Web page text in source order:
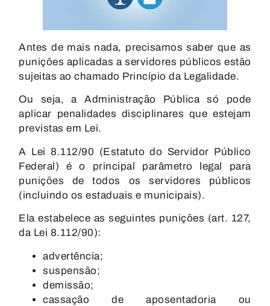
Antes de mais nada, precisamos saber que as
punições aplicadas a servidores públicos estão
sujeitas ao chamado Princípio da Legalidade.
Ou seja, a Administração Pública só pode
aplicar penalidades disciplinares que estejam
previstas em Lei.
A Lei 8.112/90 (Estatuto do Servidor Público
Federal) é o principal parâmetro legal para
punições de todos os servidores públicos
(incluindo os estaduais e municipais).
Ela estabelece as seguintes punições (art. 127,
da Lei 8.112/90):
advertência;
suspensão;
demissão;
cassação de aposentadoria ou